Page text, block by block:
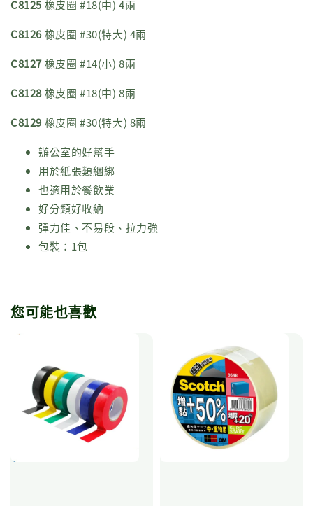
C8125 橡皮圈 #18(中) 4兩
C8126橡皮圈 #30(特大) 4兩
C8127橡皮圈 #14(小) 8兩
C8128橡皮圈 #18(中) 8兩
C8129 橡皮圈 #30(特大) 8兩
辦公室的好幫手
用於紙張類綑綁
也適用於餐飲業
好分類好收納
彈力佳、不易段、拉力強
包裝：1包
您可能也喜歡